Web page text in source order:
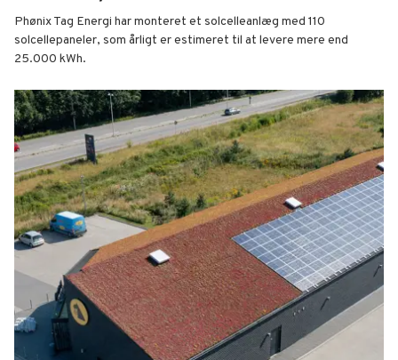
Phønix Tag Energi har monteret et solcelleanlæg med 110
solcellepaneler, som årligt er estimeret til at levere mere end
25.000 kWh.
Bilhuset Poul Munk A/S